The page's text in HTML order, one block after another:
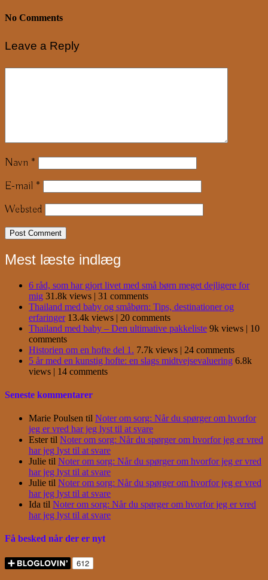
No Comments
Leave a Reply
Navn *
E-mail *
Websted
Mest læste indlæg
6 råd, som har gjort livet med små børn meget dejligere for
mig 31.8k views | 31 comments
Thailand med baby og småbørn: Tips, destinationer og
erfaringer 13.4k views | 20 comments
Thailand med baby – Den ultimative pakkeliste 9k views | 10
comments
Historien om en hofte del 1. 7.7k views | 24 comments
5 år med en kunstig hofte: en slags midtvejsevaluering 6.8k
views | 14 comments
Seneste kommentarer
Marie Poulsen til Noter om sorg: Når du spørger om hvorfor
jeg er vred har jeg lyst til at svare
Estertil Noter om sorg: Når du spørger om hvorfor jeg er vred
har jeg lyst til at svare
Julie til Noter om sorg: Når du spørger om hvorfor jeg er vred
har jeg lyst til at svare
Julie til Noter om sorg: Når du spørger om hvorfor jeg er vred
har jeg lyst til at svare
Ida til Noter om sorg: Når du spørger om hvorfor jeg er vred
har jeg lyst til at svare
Få besked når der er nyt